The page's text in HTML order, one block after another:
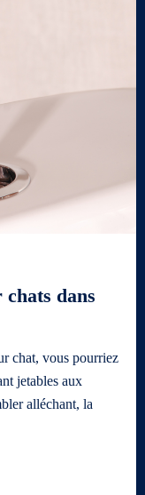
dans
chat, vous pourriez
jetables aux
alléchant, la